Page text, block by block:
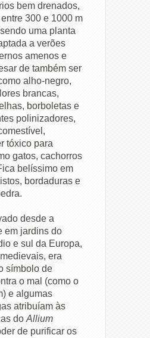
bem drenados,
300 e 1000 m
uma planta
a verões
amenos e
de também ser
alho-negro,
brancas,
borboletas e
polinizadores,
tóxico para
gatos, cachorros
belíssimo em
bordaduras e
desde a
em jardins do
e sul da Europa,
era
símbolo de
o mal (como o
e algumas
atribuíam às
do Allium
de purificar os